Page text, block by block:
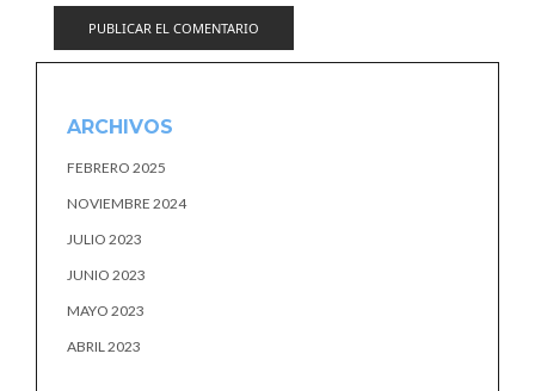
ARCHIVOS
FEBRERO 2025
NOVIEMBRE 2024
JULIO 2023
JUNIO 2023
MAYO 2023
ABRIL 2023